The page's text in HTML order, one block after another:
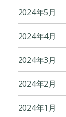
2024年5月
2024年4月
2024年3月
2024年2月
2024年1月